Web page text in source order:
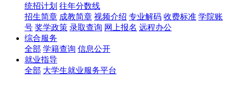
统招计划 往年分数线
招生简章 成教简章 视频介绍 专业解码 收费标准 学院账
号 奖学政策 录取查询 网上报名 远程办公
综合服务
全部 学籍查询 信息公开
就业指导
全部 大学生就业服务平台